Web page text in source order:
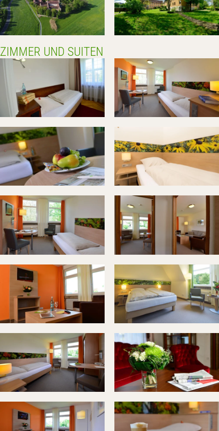
ZIMMER UND SUITEN